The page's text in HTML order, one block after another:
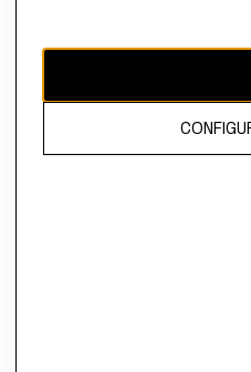
El contenido de esta página web